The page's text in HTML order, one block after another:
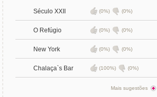
Século XXII (0%) (0%)
O Refúgio (0%) (0%)
New York (0%) (0%)
Chalaça`s Bar (100%) (0%)
Mais sugestões